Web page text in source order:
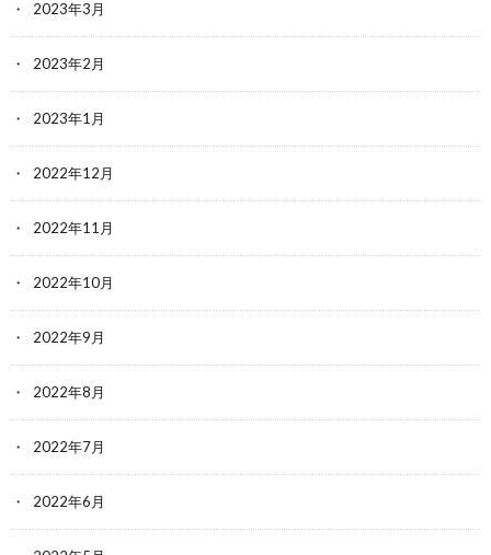
2023年3月
2023年2月
2023年1月
2022年12月
2022年11月
2022年10月
2022年9月
2022年8月
2022年7月
2022年6月